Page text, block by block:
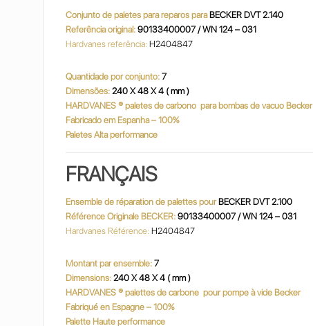
Conjunto de paletes para reparos para BECKER DVT 2.140
Referência original:90133400007 / WN 124 – 031
Hardvanes referência: H2404847
Quantidade por conjunto:7
Dimensões: 240 X 48 X 4 ( mm )
HARDVANES ® paletes de carbono para bombas de vacuo Becker
Fabricado em Espanha – 100%
Paletes Alta performance
FRANÇAIS
Ensemble de réparation de palettes pour BECKER DVT 2.100
Référence Originale BECKER:90133400007 / WN 124 – 031
Hardvanes Référence: H2404847
Montant par ensemble:7
Dimensions: 240 X 48 X 4 ( mm )
HARDVANES ® palettes de carbone pour pompe à vide Becker
Fabriqué en Espagne – 100%
Palette Haute performance